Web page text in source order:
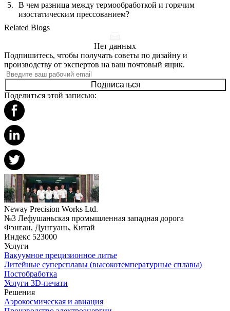
В чем разница между термообработкой и горячим
изостатическим прессованием?
Related Blogs
Нет данных
Подпишитесь, чтобы получать советы по дизайну и
производству от экспертов на ваш почтовый ящик.
Подписаться
Поделиться этой записью:
Neway Precision Works Ltd.
№3 Лефушаньская промышленная западная дорога
Фэнган, Дунгуань, Китай
Индекс 523000
Услуги
Вакуумное прецизионное литье
Литейные суперсплавы (высокотемпературные сплавы)
Постобработка
Услуги 3D-печати
Решения
Аэрокосмическая и авиация